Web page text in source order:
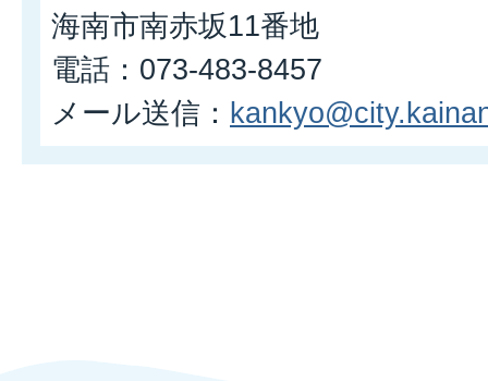
海南市南赤坂11番地
電話：073-483-8457
メール送信：